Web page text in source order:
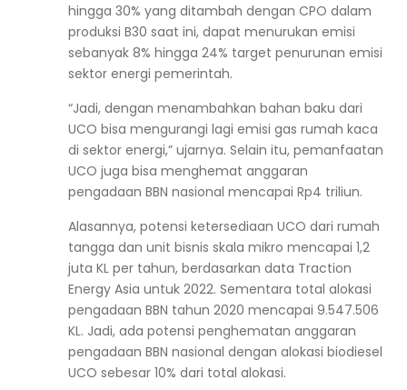
hingga 30% yang ditambah dengan CPO dalam
produksi B30 saat ini, dapat menurukan emisi
sebanyak 8% hingga 24% target penurunan emisi
sektor energi pemerintah.
“Jadi, dengan menambahkan bahan baku dari
UCO bisa mengurangi lagi emisi gas rumah kaca
di sektor energi,” ujarnya. Selain itu, pemanfaatan
UCO juga bisa menghemat anggaran
pengadaan BBN nasional mencapai Rp4 triliun.
Alasannya, potensi ketersediaan UCO dari rumah
tangga dan unit bisnis skala mikro mencapai 1,2
juta KL per tahun, berdasarkan data Traction
Energy Asia untuk 2022. Sementara total alokasi
pengadaan BBN tahun 2020 mencapai 9.547.506
KL. Jadi, ada potensi penghematan anggaran
pengadaan BBN nasional dengan alokasi biodiesel
UCO sebesar 10% dari total alokasi.